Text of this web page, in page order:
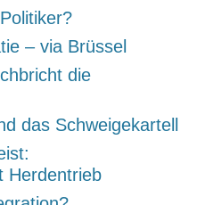
– via Brüssel
die
das Schweigekartell
Herdentrieb